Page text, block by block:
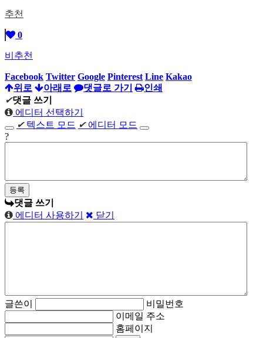
추천
0
비추천
Facebook Twitter Google Pinterest Line Kakao
위로
아래로 댓글로 가기
인쇄
✔댓글 쓰기
에디터 선택하기
✔ 텍스트 모드 ✔ 에디터 모드
?
댓글 쓰기
에디터 사용하기
닫기
글쓴이
비밀번호
이메일 주소
홈페이지